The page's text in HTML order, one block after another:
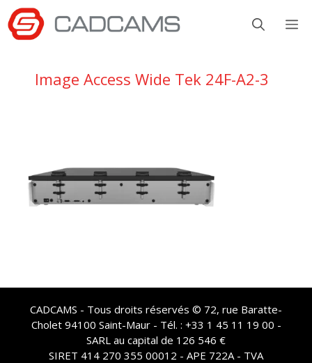
Aller
au
contenu
Image Access Wide Tek 24F-A2-3
CADCAMS - Tous droits réservés © 72, rue Baratte-
Cholet 94100 Saint-Maur - Tél. : +33 1 45 11 19 00 -
SARL au capital de 126 546 €
SIRET 414 270 355 00012 - APE 722A - TVA